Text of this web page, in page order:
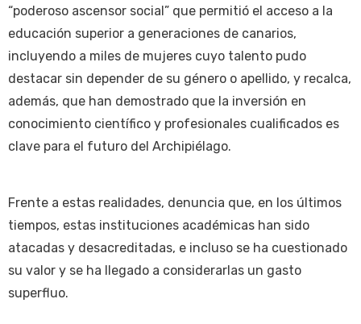
“poderoso ascensor social” que permitió el acceso a la
educación superior a generaciones de canarios,
incluyendo a miles de mujeres cuyo talento pudo
destacar sin depender de su género o apellido, y recalca,
además, que han demostrado que la inversión en
conocimiento científico y profesionales cualificados es
clave para el futuro del Archipiélago.
Frente a estas realidades, denuncia que, en los últimos
tiempos, estas instituciones académicas han sido
atacadas y desacreditadas, e incluso se ha cuestionado
su valor y se ha llegado a considerarlas un gasto
superfluo.